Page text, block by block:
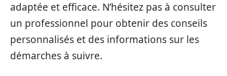
adaptée et efficace. N’hésitez pas à consulter
un professionnel pour obtenir des conseils
personnalisés et des informations sur les
démarches à suivre.